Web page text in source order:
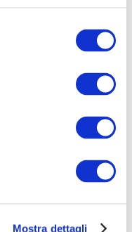
Mostra dettagli
搜索